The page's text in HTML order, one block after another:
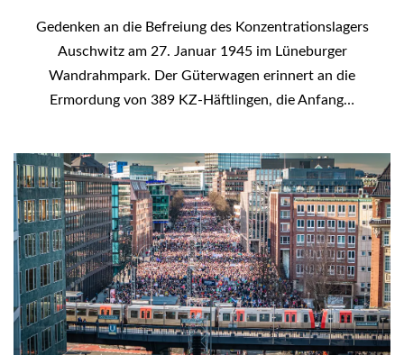
Gedenken an die Befreiung des Konzentrationslagers
Auschwitz am 27. Januar 1945 im Lüneburger
Wandrahmpark. Der Güterwagen erinnert an die
Ermordung von 389 KZ-Häftlingen, die Anfang…